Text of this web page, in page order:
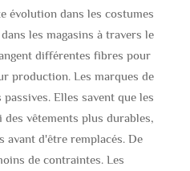
évolution dans les costumes
les magasins à travers le
différentes fibres pour
production. Les marques de
Elles savent que les
vêtements plus durables,
d'être remplacés. De
de contraintes. Les